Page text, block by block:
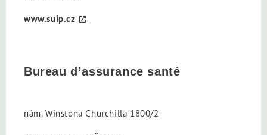
www.suip.cz
Bureau d’assurance santé
nám. Winstona Churchilla 1800/2